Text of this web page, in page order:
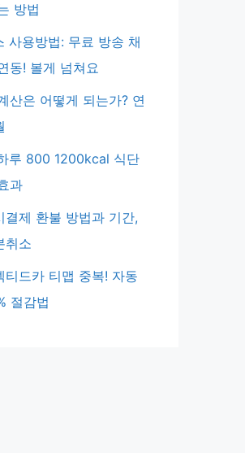
방법
사용방법: 무료 방송 채
동! 볼게 넘쳐요
산은 어떻게 되는가? 연
루 800 1200kcal 식단
과
결제 환불 방법과 기간,
취소
티드카 티맵 중복! 자동
절감법